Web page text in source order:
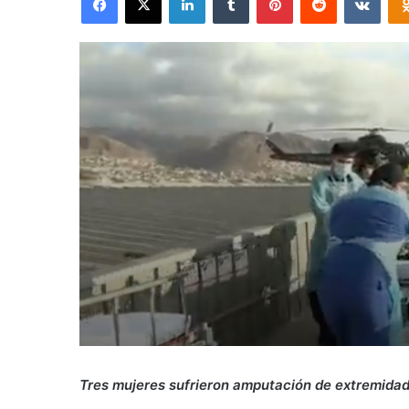
Tres mujeres sufrieron amputación de